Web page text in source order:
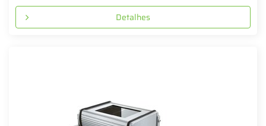
Detalhes